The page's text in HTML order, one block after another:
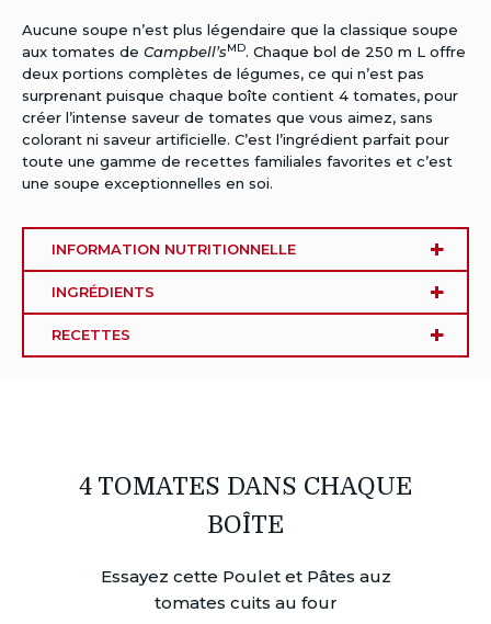
Aucune soupe n’est plus légendaire que la classique soupe
aux tomates de Campbell’sMD. Chaque bol de 250 m L offre
deux portions complètes de légumes, ce qui n’est pas
surprenant puisque chaque boîte contient 4 tomates, pour
créer l’intense saveur de tomates que vous aimez, sans
colorant ni saveur artificielle. C’est l’ingrédient parfait pour
toute une gamme de recettes familiales favorites et c’est
une soupe exceptionnelles en soi.
INFORMATION NUTRITIONNELLE
INGRÉDIENTS
RECETTES
4 TOMATES DANS CHAQUE
BOÎTE
Essayez cette Poulet et Pâtes auz
tomates cuits au four